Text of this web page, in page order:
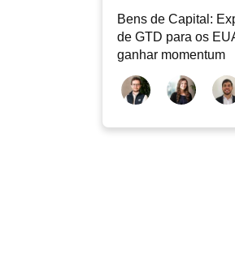
Bens de Capital:
de GTD para os
ganhar momentum